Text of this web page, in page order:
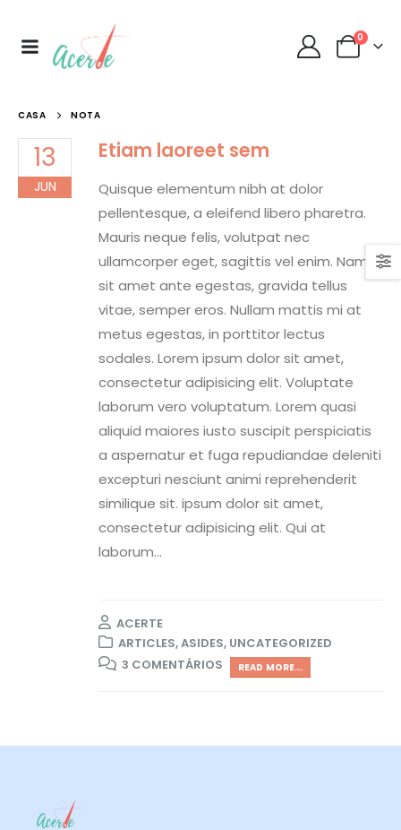
0
CASA NOTA
13
JUN
Etiam laoreet sem
Quisque elementum nibh at dolor
pellentesque, a eleifend libero pharetra.
Mauris neque felis, volutpat nec
ullamcorper eget, sagittis vel enim. Nam
sit amet ante egestas, gravida tellus
vitae, semper eros. Nullam mattis mi at
metus egestas, in porttitor lectus
sodales. Lorem ipsum dolor sit amet,
consectetur adipisicing elit. Voluptate
laborum vero voluptatum. Lorem quasi
aliquid maiores iusto suscipit perspiciatis
a aspernatur et fuga repudiandae deleniti
excepturi nesciunt animi reprehenderit
similique sit. ipsum dolor sit amet,
consectetur adipisicing elit. Qui at
laborum...
ACERTE
ARTICLES,ASIDES, UNCATEGORIZED
3 COMENTÁRIOS
READ MORE...